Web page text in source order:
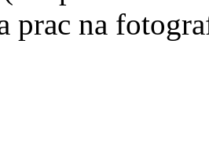
prac na